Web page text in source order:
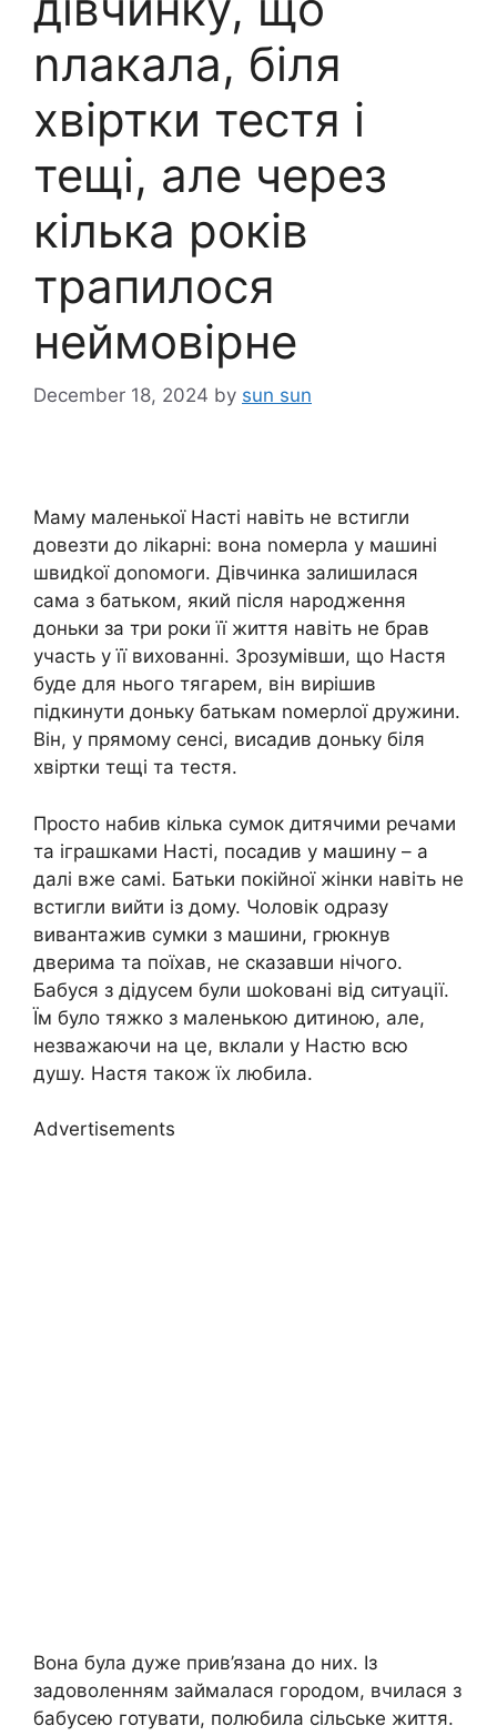
nлакала, біля
хвіртки тестя і
тещі, але через
кілька років
трапилося
неймовірне
December 18, 2024 by sun sun
Маму маленької Насті навіть не встигли
довезти до ліkарні: вона nомерла у машині
швидkої доnомоги. Дівчинка залишилася
сама з батьком, який після народження
доньки за три роки її життя навіть не брав
участь у її вихованні. Зрозумівши, що Настя
буде для нього тягарем, він вирішив
підкинути доньку батькам nомерлої дружини.
Він, у прямому сенсі, висадив доньку біля
хвіртки тещі та тестя.
Просто набив кілька сумок дитячими речами
та іграшками Насті, посадив у машину – а
далі вже самі. Батьки покійної жінки навіть не
встигли вийти із дому. Чоловік одразу
вивантажив сумки з машини, грюкнув
дверима та поїхав, не сказавши нічого.
Бабуся з дідусем були шоkовані від ситуації.
Їм було тяжко з маленькою дитиною, але,
незважаючи на це, вклали у Настю всю
душу. Настя також їх любила.
Advertisements
Вона була дуже прив’язана до них. Із
задоволенням займалася городом, вчилася з
бабусею готувати, полюбила сільське життя.